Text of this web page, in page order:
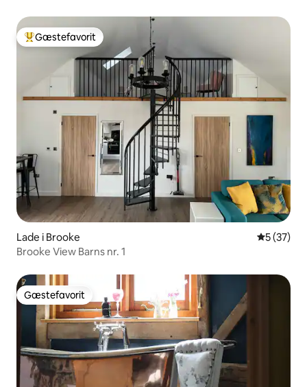
Bedste gæstefavorit
Gæstefavorit
Lade i Brooke 5 ud af 5 i
5 (37)
Brooke View Barns nr. 1
Gæstefavorit
Gæstefavorit